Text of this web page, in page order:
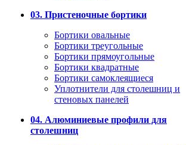
03. Пристеночные бортики
Бортики овальные
Бортики треугольные
Бортики прямоугольные
Бортики квадратные
Бортики самоклеящиеся
Уплотнители для столешниц и
стеновых панелей
04. Алюминиевые профили для
столешниц